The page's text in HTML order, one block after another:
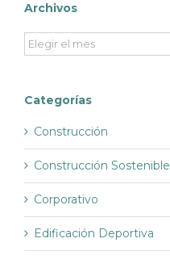
Archivos
Archivos
Categorías
Construcción
Construcción Sostenible
Corporativo
Edificación Deportiva